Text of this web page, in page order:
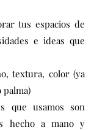
tus espacios de
e ideas que
textura, color (ya
palma)
que usamos son
hecho a mano y